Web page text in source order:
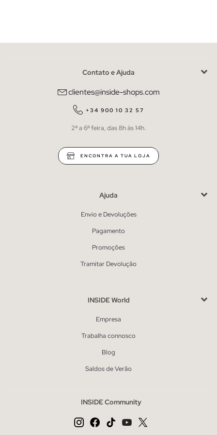
Contato e Ajuda
clientes@inside-shops.com
+34 900 10 32 57
2ª a 6ª feira, das 8h às 14h.
ENCONTRA A TUA LOJA
Ajuda
Envio e Devoluções
Pagamento
Promoções
Tramitar Devolução
INSIDE World
Empresa
Trabalha connosco
Blog
Saldos de Verão
INSIDE Community